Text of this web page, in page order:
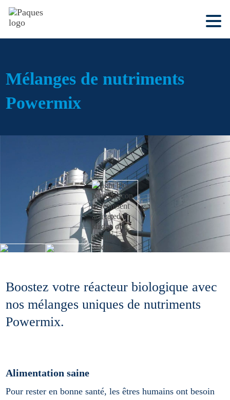
Mélanges de nutriments
Powermix
Boostez votre réacteur biologique avec
nos mélanges uniques de nutriments
Powermix.
Alimentation saine
Pour rester en bonne santé, les êtres humains ont besoin